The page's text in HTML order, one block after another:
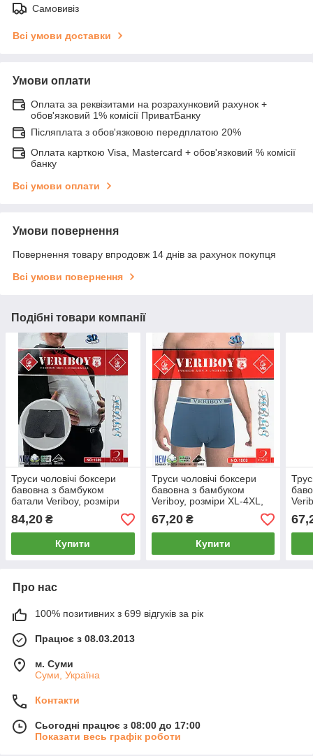
Самовивіз
Всі умови доставки
Умови оплати
Оплата за реквізитами на розрахунковий рахунок +
обов'язковий 1% комісії ПриватБанку
Післяплата з обов'язковою передплатою 20%
Оплата карткою Visa, Mastercard + обов'язковий % комісії
банку
Всі умови оплати
Умови повернення
Повернення товару впродовж 14 днів за рахунок покупця
Всі умови повернення
Подібні товари компанії
Труси чоловічі боксери
бавовна з бамбуком
батали Veriboy, розміри
5XL-8XL, асорті, 1909
84,20 ₴
Купити
Труси чоловічі боксери
бавовна з бамбуком
Veriboy, розміри XL-4XL,
асорті, 1808
67,20₴
Купити
Про нас
100% позитивних з 699 відгуків за рік
Працює з 08.03.2013
м. Суми
Суми, Україна
Контакти
Сьогодні працює з 08:00 до 17:00
Показати весь графік роботи